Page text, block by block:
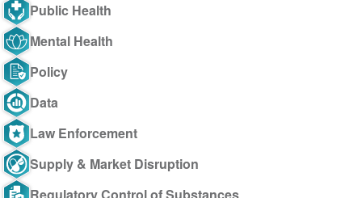
Public Health
Mental Health
Policy
Data
Law Enforcement
Supply & Market Disruption